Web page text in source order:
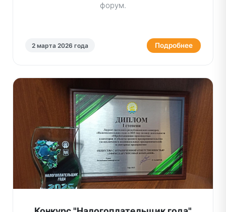
форум.
2 марта 2026 года Подробнее